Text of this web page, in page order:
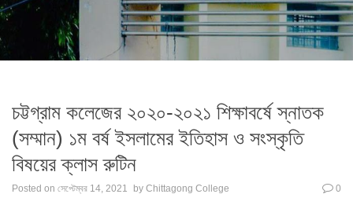
চট্টগ্রাম কলেজের ২০২০-২০২১ শিক্ষাবর্ষে স্নাতক
(সম্মান) ১ম বর্ষ ইসলামের ইতিহাস ও সংস্কৃতি
বিষয়ের ক্লাস রুটিন
Posted on সেপ্টেম্বর 14, 2021 by Chittagong College 0